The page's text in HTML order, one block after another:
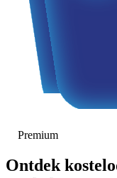
Premium
Ontdek